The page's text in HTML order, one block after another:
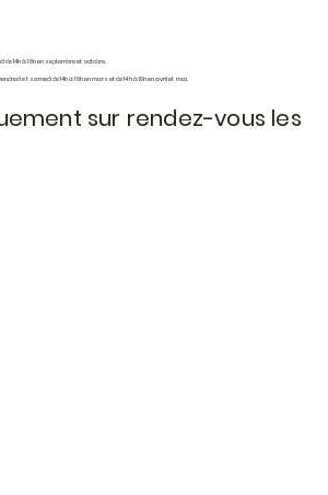
14h à 18h en septembre et octobre.
et samedi de 14h à 18h en mars et de 14h à 19h en avril et mai.
sur rendez-vous les